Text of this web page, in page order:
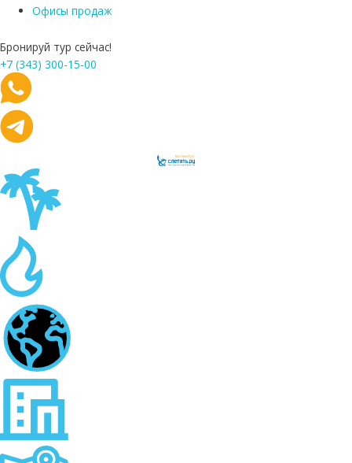
Офисы продаж
Бронируй тур сейчас!
+7 (343) 300-15-00